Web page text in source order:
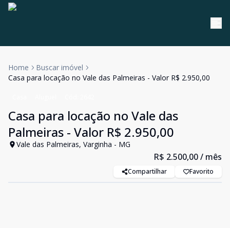
Home
Buscar imóvel
Casa para locação no Vale das Palmeiras - Valor R$ 2.950,00
Casa para locação no Vale das
Palmeiras - Valor R$ 2.950,00
Vale das Palmeiras, Varginha - MG
R$ 2.500,00/ mês
Compartilhar Favorito